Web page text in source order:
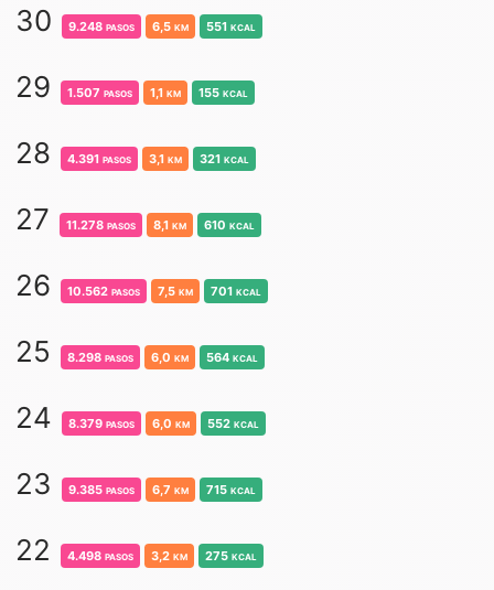
30 9.248 pasos 6,5 km 551 kcal
29 1.507 pasos 1,1 km 155 kcal
28 4.391 pasos 3,1 km 321 kcal
27 11.278 pasos 8,1 km 610 kcal
26 10.562 pasos 7,5 km 701 kcal
25 8.298 pasos 6,0 km 564 kcal
24 8.379 pasos 6,0 km 552 kcal
23 9.385 pasos 6,7 km 715 kcal
22 4.498 pasos 3,2 km 275 kcal